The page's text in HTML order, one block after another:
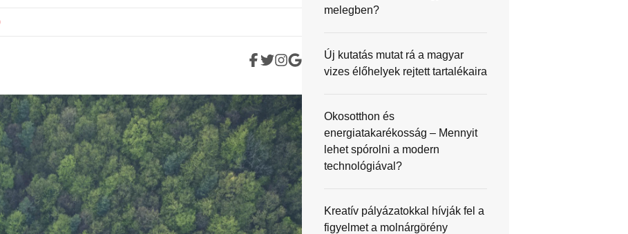
melegben?
Új kutatás mutat rá a magyar
vizes élőhelyek rejtett tartalékaira
Okosotthon és
energiatakarékosság – Mennyit
lehet spórolni a modern
technológiával?
Kreatív pályázatokkal hívják fel a
figyelmet a molnárgörény